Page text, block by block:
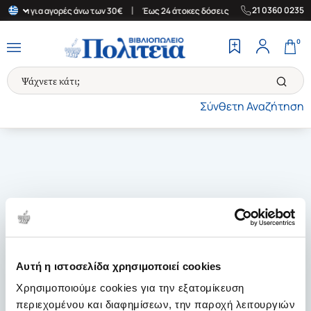
Αυτή η ιστοσελίδα χρησιμοποιεί cookies
Χρησιμοποιούμε cookies για την εξατομίκευση
περιεχομένου και διαφημίσεων, την παροχή λειτουργιών
για αγορές άνω των 30€ Έως 24 άτοκες δόσεις | Δωρεάν
21 0360 0235
Σύνθετη Αναζήτηση
0